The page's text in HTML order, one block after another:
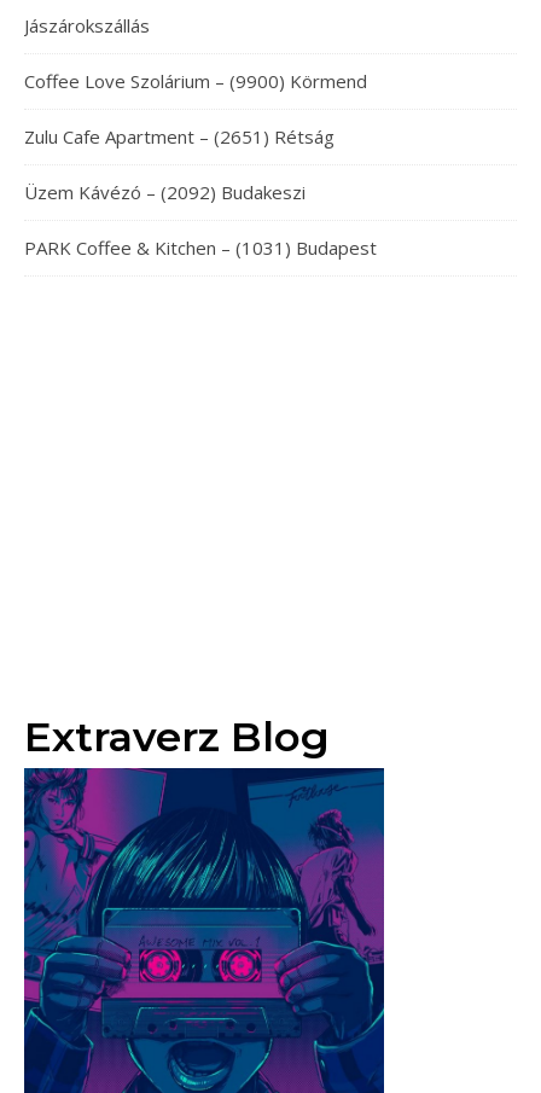
Jászárokszállás
Coffee Love Szolárium – (9900) Körmend
Zulu Cafe Apartment – (2651) Rétság
Üzem Kávézó – (2092) Budakeszi
PARK Coffee & Kitchen – (1031) Budapest
Extraverz Blog